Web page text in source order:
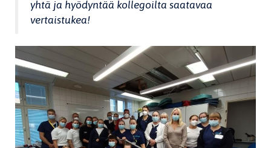
yhtä ja hyödyntää kollegoilta saatavaa
vertaistukea!